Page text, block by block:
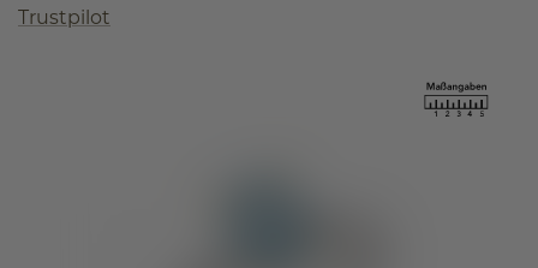
Trustpilot